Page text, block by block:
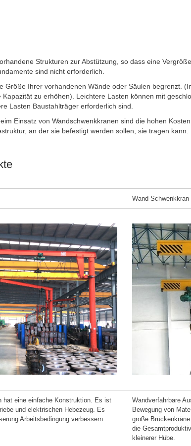
Strukturen zur Abstützung, so dass eine
sind nicht erforderlich.
Größe Ihrer vorhandenen Wände oder Säulen begrenzt.
zu erhöhen). Leichtere Lasten können mit
Lasten Baustahlträger erforderlich sind.
Einsatz von Wandschwenkkranen sind die hohen
an der sie befestigt werden sollen, sie tragen kann.
Wand-Schwenkkran
hat eine einfache Konstruktion. Es ist
und elektrischen Hebezeug. Es
Arbeitsbedingung verbessern.
Wandverfahrbare
Bewegung von
große
die
kleinerer Hübe.